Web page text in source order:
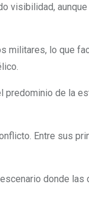
visibilidad,
militares, lo que
de la
Entre sus
donde